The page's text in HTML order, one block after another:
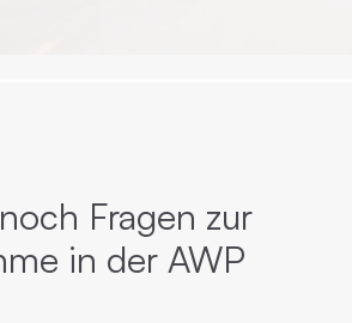
Fragen zur
in der AWP